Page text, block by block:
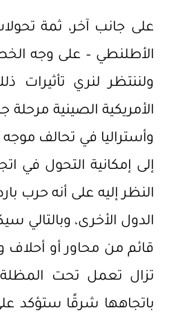
على جانب آخر، ثمة
الأطلنطي – على وجه
ولننتظر لنري
الأمريكية الصينية
وأستراليا في تحالف
إلى إمكانية التحول في
النظر إليه على أنه حرب
الدول الأخرى،
قائم من محاور أو أحلاف
تزال تعمل تحت المظلة
باتجاهها شرقًا ستؤكد